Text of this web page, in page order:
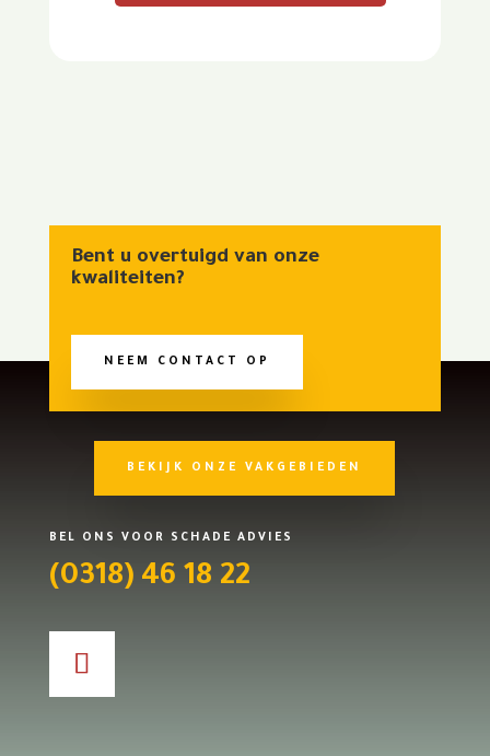
Bent u overtuigd van onze
kwaliteiten?
NEEM CONTACT OP
BEKIJK ONZE VAKGEBIEDEN
BEL ONS VOOR SCHADE ADVIES
(0318) 46 18 22